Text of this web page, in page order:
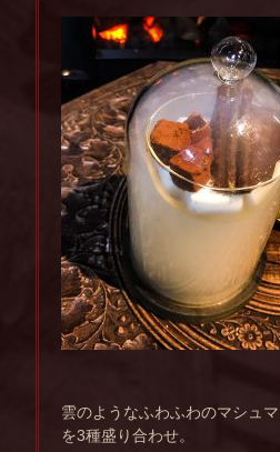
雲のようなふわふわのマシュ
を3種盛り合わせ。